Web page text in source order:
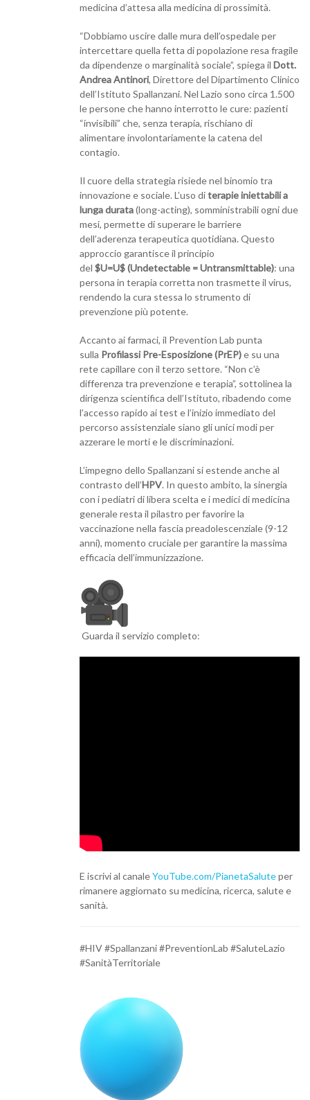
medicina d’attesa alla medicina di prossimità.
“Dobbiamo uscire dalle mura dell’ospedale per
intercettare quella fetta di popolazione resa fragile
da dipendenze o marginalità sociale”, spiega il Dott.
Andrea Antinori, Direttore del Dipartimento Clinico
dell’Istituto Spallanzani. Nel Lazio sono circa 1.500
le persone che hanno interrotto le cure: pazienti
“invisibili” che, senza terapia, rischiano di
alimentare involontariamente la catena del
contagio.
Il cuore della strategia risiede nel binomio tra
innovazione e sociale. L’uso diterapie iniettabili a
lunga durata(long-acting), somministrabili ogni due
mesi, permette di superare le barriere
dell’aderenza terapeutica quotidiana. Questo
approccio garantisce il principio
del $U=U$ (Undetectable = Untransmittable): una
persona in terapia corretta non trasmette il virus,
rendendo la cura stessa lo strumento di
prevenzione più potente.
Accanto ai farmaci, il Prevention Lab punta
sulla Profilassi Pre-Esposizione (PrEP)e su una
rete capillare con il terzo settore. “Non c’è
differenza tra prevenzione e terapia”, sottolinea la
dirigenza scientifica dell’Istituto, ribadendo come
l’accesso rapido ai test e l’inizio immediato del
percorso assistenziale siano gli unici modi per
azzerare le morti e le discriminazioni.
L’impegno dello Spallanzani si estende anche al
contrasto dell’HPV. In questo ambito, la sinergia
con i pediatri di libera scelta e i medici di medicina
generale resta il pilastro per favorire la
vaccinazione nella fascia preadolescenziale (9-12
anni), momento cruciale per garantire la massima
efficacia dell’immunizzazione.
Guarda il servizio completo:
E iscrivi al canaleYouTube.com/PianetaSaluteper
rimanere aggiornato su medicina, ricerca, salute e
sanità.
#HIV #Spallanzani #PreventionLab #SaluteLazio
#SanitàTerritoriale